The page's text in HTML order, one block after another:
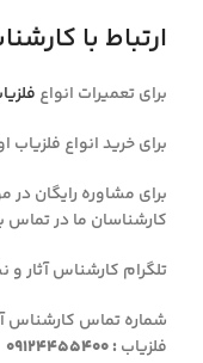
ارتباط با
برای تعمیرات انواع
برای خرید انواع فلزیاب
برای مشاوره رایگان در
کارشناسان ما در تماس
تلگرام کارشناس آثار و
شماره تماس کارشناس
فلزیاب :
09124455400